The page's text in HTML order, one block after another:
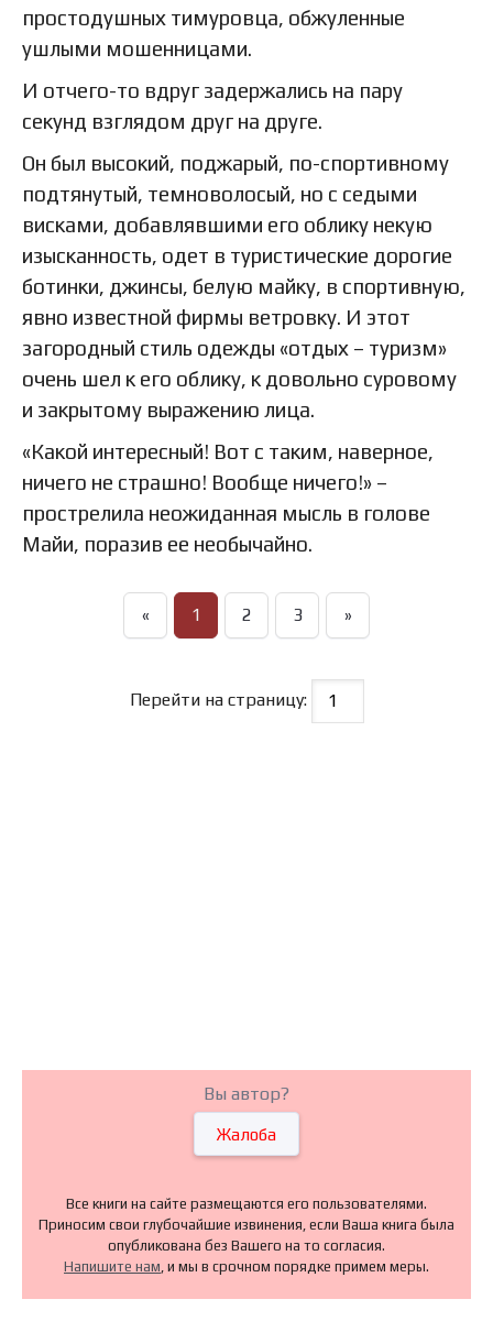
простодушных тимуровца, обжуленные
ушлыми мошенницами.
И отчего-то вдруг задержались на пару
секунд взглядом друг на друге.
Он был высокий, поджарый, по-спортивному
подтянутый, темноволосый, но с седыми
висками, добавлявшими его облику некую
изысканность, одет в туристические дорогие
ботинки, джинсы, белую майку, в спортивную,
явно известной фирмы ветровку. И этот
загородный стиль одежды «отдых – туризм»
очень шел к его облику, к довольно суровому
и закрытому выражению лица.
«Какой интересный! Вот с таким, наверное,
ничего не страшно! Вообще ничего!» –
прострелила неожиданная мысль в голове
Майи, поразив ее необычайно.
« 1 2 3 »
Перейти на страницу:
Вы автор?
Жалоба
Все книги на сайте размещаются его пользователями.
Приносим свои глубочайшие извинения, если Ваша книга была
опубликована без Вашего на то согласия.
Напишите нам , и мы в срочном порядке примем меры.